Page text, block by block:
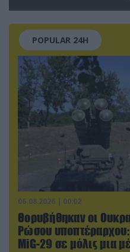
POPULAR 24H
06.08.2026 | 00:02
Θορυβήθηκαν οι
Ρώσου
MiG-29 σε μόλις μια